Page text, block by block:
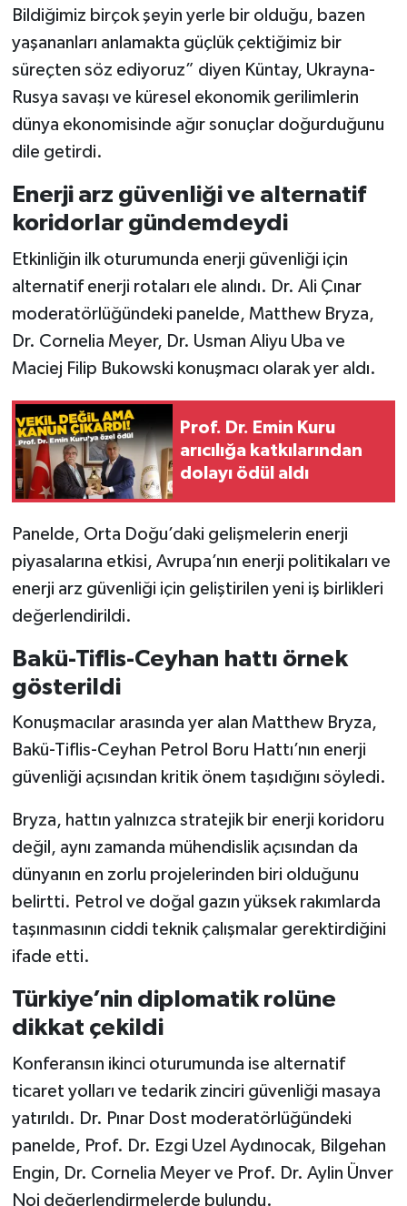
Bildiğimiz birçok şeyin yerle bir olduğu, bazen
yaşananları anlamakta güçlük çektiğimiz bir
süreçten söz ediyoruz” diyen Küntay, Ukrayna-
Rusya savaşı ve küresel ekonomik gerilimlerin
dünya ekonomisinde ağır sonuçlar doğurduğunu
dile getirdi.
Enerji arz güvenliği ve alternatif
koridorlar gündemdeydi
Etkinliğin ilk oturumunda enerji güvenliği için
alternatif enerji rotaları ele alındı. Dr. Ali Çınar
moderatörlüğündeki panelde, Matthew Bryza,
Dr. Cornelia Meyer, Dr. Usman Aliyu Uba ve
Maciej Filip Bukowski konuşmacı olarak yer aldı.
Prof. Dr. Emin Kuru
arıcılığa katkılarından
dolayı ödül aldı
Panelde, Orta Doğu’daki gelişmelerin enerji
piyasalarına etkisi, Avrupa’nın enerji politikaları ve
enerji arz güvenliği için geliştirilen yeni iş birlikleri
değerlendirildi.
Bakü-Tiflis-Ceyhan hattı örnek
gösterildi
Konuşmacılar arasında yer alan Matthew Bryza,
Bakü-Tiflis-Ceyhan Petrol Boru Hattı’nın enerji
güvenliği açısından kritik önem taşıdığını söyledi.
Bryza, hattın yalnızca stratejik bir enerji koridoru
değil, aynı zamanda mühendislik açısından da
dünyanın en zorlu projelerinden biri olduğunu
belirtti. Petrol ve doğal gazın yüksek rakımlarda
taşınmasının ciddi teknik çalışmalar gerektirdiğini
ifade etti.
Türkiye’nin diplomatik rolüne
dikkat çekildi
Konferansın ikinci oturumunda ise alternatif
ticaret yolları ve tedarik zinciri güvenliği masaya
yatırıldı. Dr. Pınar Dost moderatörlüğündeki
panelde, Prof. Dr. Ezgi Uzel Aydınocak, Bilgehan
Engin, Dr. Cornelia Meyer ve Prof. Dr. Aylin Ünver
Noi değerlendirmelerde bulundu.